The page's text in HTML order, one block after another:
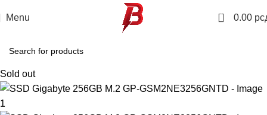
Menu 0 0.00
Sold out